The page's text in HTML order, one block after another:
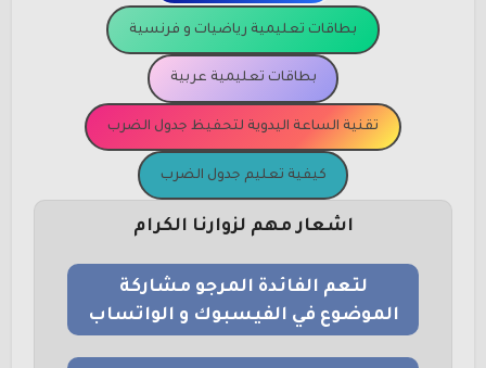
بطاقات تعليمية رياضيات و فرنسية
بطاقات تعليمية عربية
تقنية الساعة اليدوية لتحفيظ جدول الضرب
كيفية تعليم جدول الضرب
اشعار مهم لزوارنا الكرام
لتعم الفائدة المرجو مشاركة
الموضوع في الفيسبوك و الواتساب